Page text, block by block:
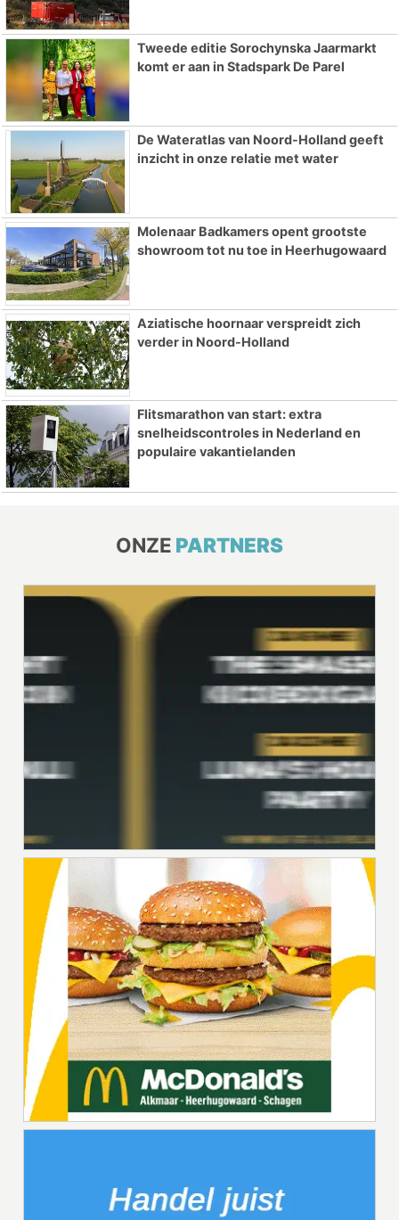
Tweede editie Sorochynska Jaarmarkt
komt er aan in Stadspark De Parel
De Wateratlas van Noord-Holland geeft
inzicht in onze relatie met water
Molenaar Badkamers opent grootste
showroom tot nu toe in Heerhugowaard
Aziatische hoornaar verspreidt zich
verder in Noord-Holland
Flitsmarathon van start: extra
snelheidscontroles in Nederland en
populaire vakantielanden
ONZE PARTNERS